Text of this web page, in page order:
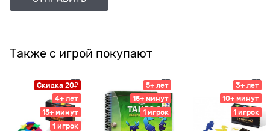
Также с игрой покупают
Скидка 20₽
4+ лет
15+ минут
1 игрок
5+ лет
15+ минут
1 игрок
3+ лет
10+ минут
1 игрок